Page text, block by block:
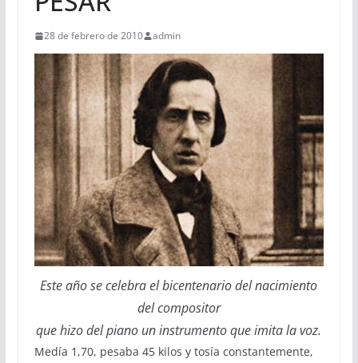
28 de febrero de 2010 admin
Este año se celebra el bicentenario del nacimiento
del compositor
que hizo del piano un instrumento que imita la voz.
Medía 1,70, pesaba 45 kilos y tosía constantemente,